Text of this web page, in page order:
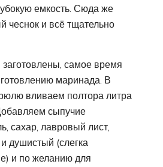
емкость. Сюда же
чеснок и всё тщательно
самое время
маринада. В
вливаем полтора литра
сыпучие
сахар, лавровый лист,
душистый (слегка
и по желанию для